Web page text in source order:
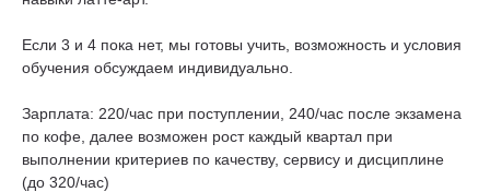
Если 3 и 4 пока нет, мы готовы учить, возможность и условия
обучения обсуждаем индивидуально.
Зарплата: 220/час при поступлении, 240/час после экзамена
по кофе, далее возможен рост каждый квартал при
выполнении критериев по качеству, сервису и дисциплине
(до 320/час)